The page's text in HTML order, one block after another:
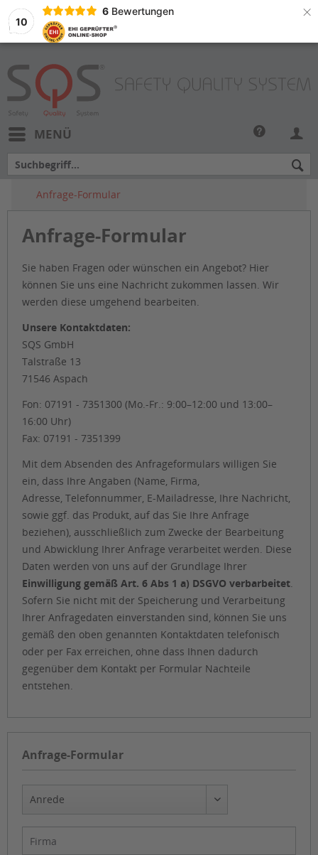
10
6 Bewertungen ×
MENÜ
Anfrage-Formular
Anfrage-Formular
Sie haben Fragen oder wünschen ein Angebot? Hier
können Sie uns eine Nachricht zukommen lassen. Wir
werden diese umgehend bearbeiten.
Unsere Kontaktdaten:
SQS GmbH
Talstraße 13
71546 Aspach
Fon: 07191 - 7351300 (Mo.-Fr.: 9:00–12:00 und 13:00–
16:00 Uhr)
Fax: 07191 - 7351399
Mit dem Absenden des Anfrageformulars willigen Sie
ein, dass Ihre Angaben (Name, Firma,
Adresse, Telefonnummer, E-Mailadresse, Ihre Nachricht,
sowie ggf. das Produkt, auf das Sie Ihre Anfrage
beziehen), ausschließlich zum Zwecke der Bearbeitung
und Abwicklung Ihrer Anfrage verarbeitet werden. Diese
Daten werden von uns auf der Grundlage Ihrer
Einwilligung gemäß Art. 6 Abs 1 a) DSGVO verbarbeitet.
Sofern Sie nicht mit der Speicherung und Verarbeitung
Ihrer Anfragedaten einverstanden sind, können Sie uns
gemäß den oben genannten Kontaktdaten telefonisch
oder per Fax erreichen, ohne dass Ihnen dadurch
gegenüber dem Kontakt per Formular Nachteile
entstehen.
Anfrage-Formular